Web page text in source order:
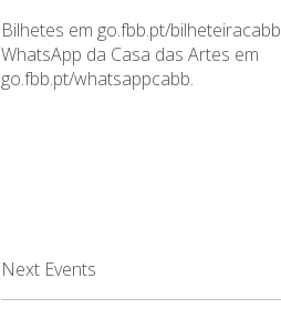
Bilhetes em go.fbb.pt/bilheteiracabb
WhatsApp da Casa das Artes em
go.fbb.pt/whatsappcabb.
Next Events